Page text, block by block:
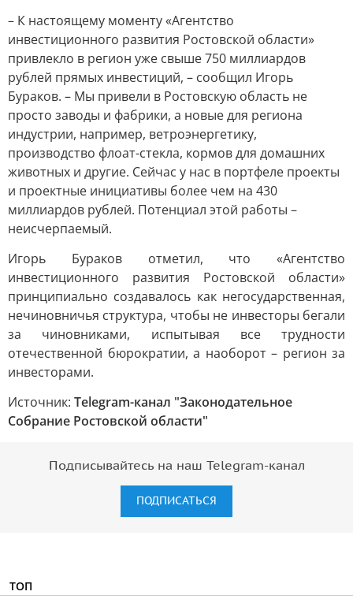
– К настоящему моменту «Агентство
инвестиционного развития Ростовской области»
привлекло в регион уже свыше 750 миллиардов
рублей прямых инвестиций, – сообщил Игорь
Бураков. – Мы привели в Ростовскую область не
просто заводы и фабрики, а новые для региона
индустрии, например, ветроэнергетику,
производство флоат-стекла, кормов для домашних
животных и другие. Сейчас у нас в портфеле проекты
и проектные инициативы более чем на 430
миллиардов рублей. Потенциал этой работы –
неисчерпаемый.
Игорь Бураков отметил, что «Агентство
инвестиционного развития Ростовской области»
принципиально создавалось как негосударственная,
нечиновничья структура, чтобы не инвесторы бегали
за чиновниками, испытывая все трудности
отечественной бюрократии, а наоборот – регион за
инвесторами.
Источник: Telegram-канал "Законодательное
Собрание Ростовской области"
Подписывайтесь на наш Telegram-канал
ПОДПИСАТЬСЯ
ТОП